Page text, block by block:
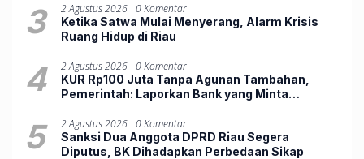
3 2 Agustus 2026 0 Komentar
Ketika Satwa Mulai Menyerang, Alarm Krisis
Ruang Hidup di Riau
4 2 Agustus 2026 0 Komentar
KUR Rp100 Juta Tanpa Agunan Tambahan,
Pemerintah: Laporkan Bank yang Minta
5 2 Agustus 2026 0 Komentar
Sanksi Dua Anggota DPRD Riau Segera
Diputus, BK Dihadapkan Perbedaan Sikap